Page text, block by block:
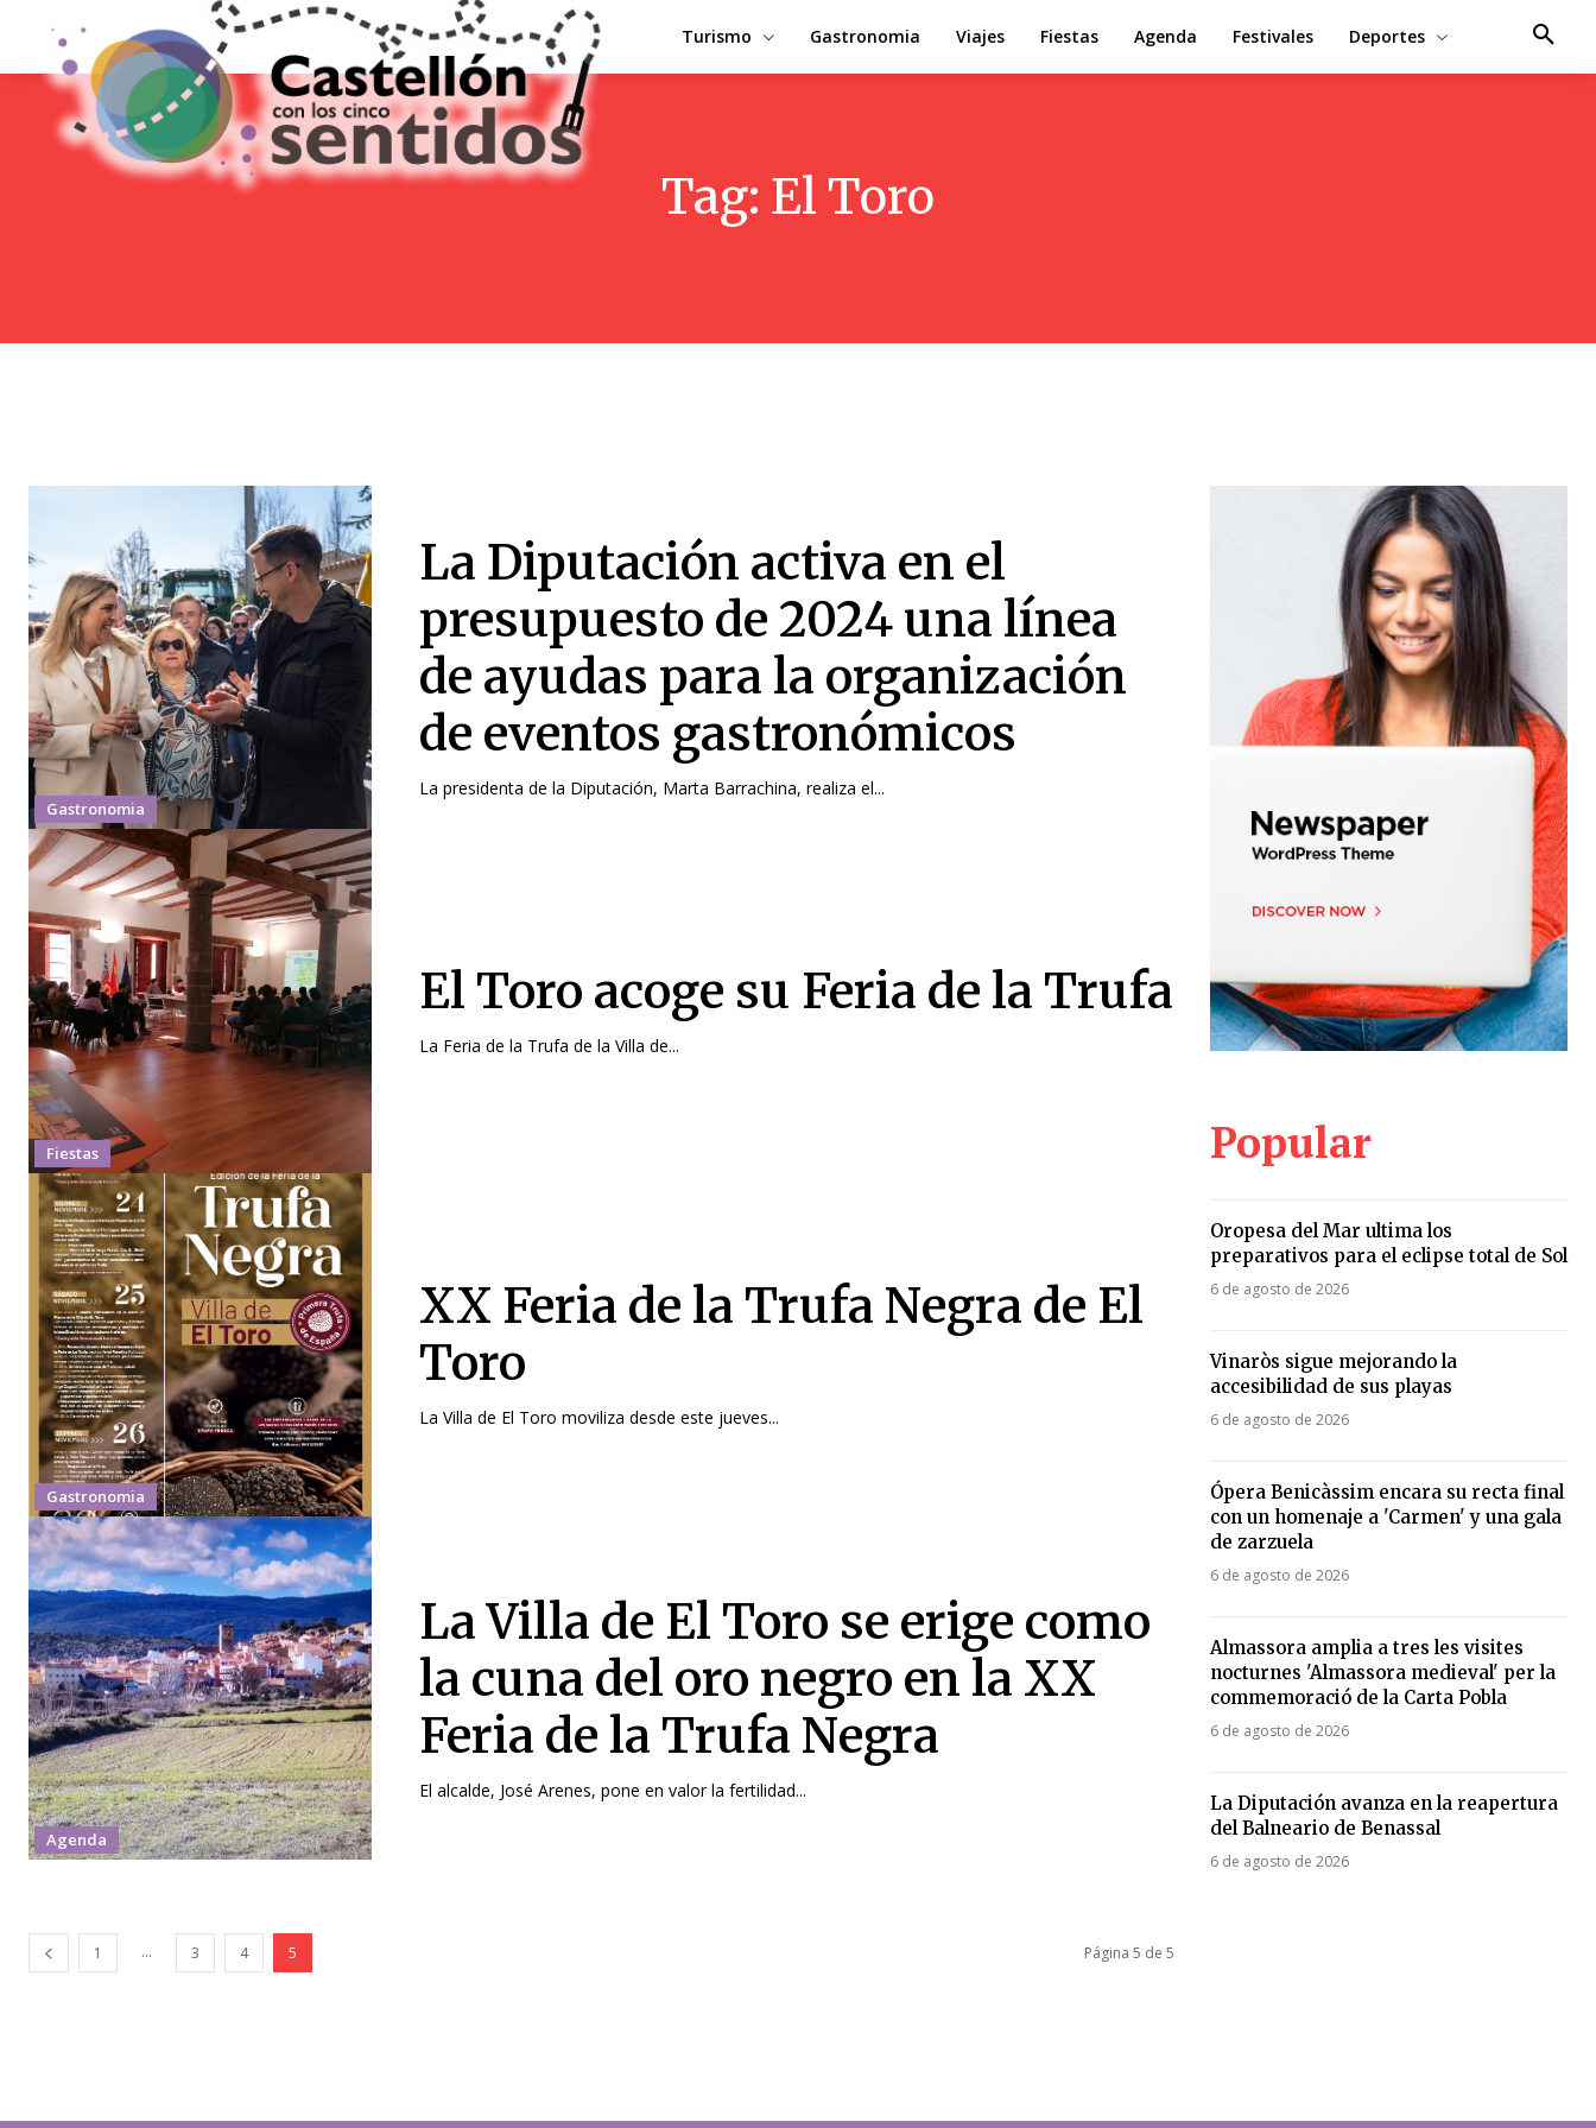
Turismo Gastronomia Viajes Fiestas Agenda Festivales Deportes
Tag: El Toro
Gastronomia
La Diputación activa en el
presupuesto de 2024 una línea
de ayudas para la organización
de eventos gastronómicos
La presidenta de la Diputación, Marta Barrachina, realiza el...
Fiestas
El Toro acoge su Feria de la Trufa
La Feria de la Trufa de la Villa de...
Gastronomia
XX Feria de la Trufa Negra de El
Toro
La Villa de El Toro moviliza desde este jueves...
Agenda
La Villa de El Toro se erige como
la cuna del oro negro en la XX
Feria de la Trufa Negra
El alcalde, José Arenes, pone en valor la fertilidad...
1 ... 3 4 5 Página 5 de 5
Popular
Oropesa del Mar ultima los
preparativos para el eclipse total de Sol
6 de agosto de 2026
Vinaròs sigue mejorando la
accesibilidad de sus playas
6 de agosto de 2026
Ópera Benicàssim encara su recta final
con un homenaje a 'Carmen' y una gala
de zarzuela
6 de agosto de 2026
Almassora amplia a tres les visites
nocturnes 'Almassora medieval' per la
commemoració de la Carta Pobla
6 de agosto de 2026
La Diputación avanza en la reapertura
del Balneario de Benassal
6 de agosto de 2026